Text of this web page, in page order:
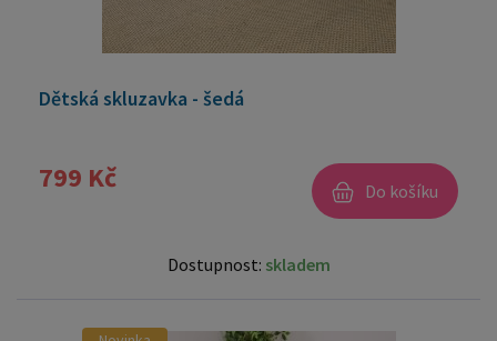
Dětská skluzavka - šedá
799 Kč Do košíku
Dostupnost: skladem